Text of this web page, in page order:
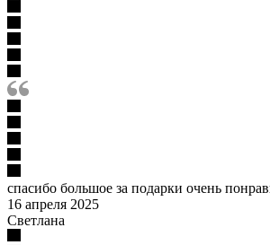
спасибо большое за подарки очень
16 апреля 2025
Светлана